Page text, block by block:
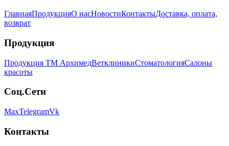
ГлавнаяПродукцияО насНовостиКонтактыДоставка, оплата,
возврат
Продукция
Продукция ТМ АрхимедВетклиникиСтоматологияСалоны
красоты
Соц.Сети
MaxTelegramVk
Контакты